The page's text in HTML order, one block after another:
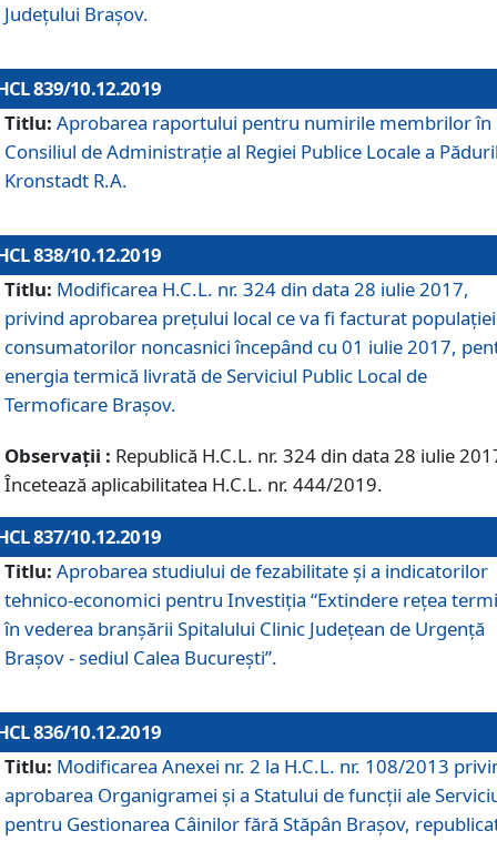
Judeţului Brașov.
839/10.12.2019
Titlu: Aprobarea raportului pentru numirile membrilor în
Consiliul de Administraţie al Regiei Publice Locale a
Kronstadt R.A.
838/10.12.2019
Titlu: Modificarea H.C.L. nr. 324 din data 28 iulie 2017,
privind aprobarea preţului local ce va fi facturat
consumatorilor noncasnici începând cu 01 iulie 2017,
energia termică livrată de Serviciul Public Local de
Termoficare Braşov.
Observații : Republică H.C.L. nr. 324 din data 28 iulie
Încetează aplicabilitatea H.C.L. nr. 444/2019.
837/10.12.2019
Titlu: Aprobarea studiului de fezabilitate și a indicatorilor
tehnico-economici pentru Investiția “Extindere rețea
în vederea branșării Spitalului Clinic Județean de Urgență
Brașov - sediul Calea București”.
836/10.12.2019
Titlu: Modificarea Anexei nr. 2 la H.C.L. nr. 108/2013
aprobarea Organigramei şi a Statului de funcții ale
pentru Gestionarea Câinilor fără Stăpân Brașov,